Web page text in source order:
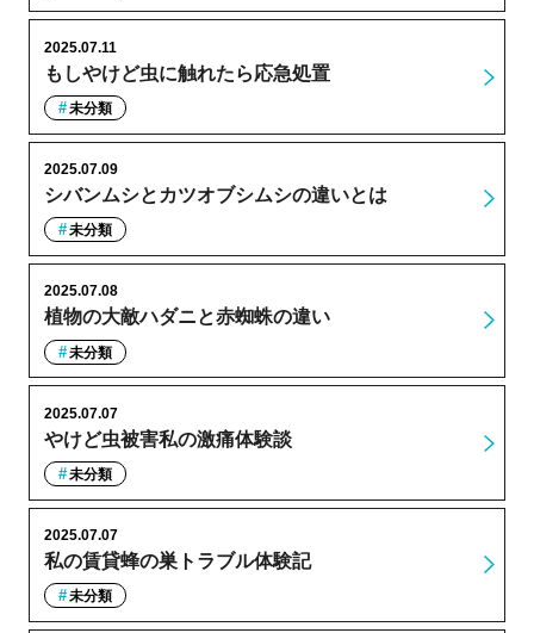
もしやけど虫に触れたら応急処置
2025.07.11
未分類
シバンムシとカツオブシムシの違いとは
2025.07.09
未分類
植物の大敵ハダニと赤蜘蛛の違い
2025.07.08
未分類
やけど虫被害私の激痛体験談
2025.07.07
未分類
私の賃貸蜂の巣トラブル体験記
2025.07.07
未分類